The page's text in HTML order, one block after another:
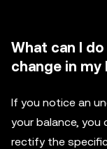
What can I
change in my
If you notice an
your balance,
rectify the